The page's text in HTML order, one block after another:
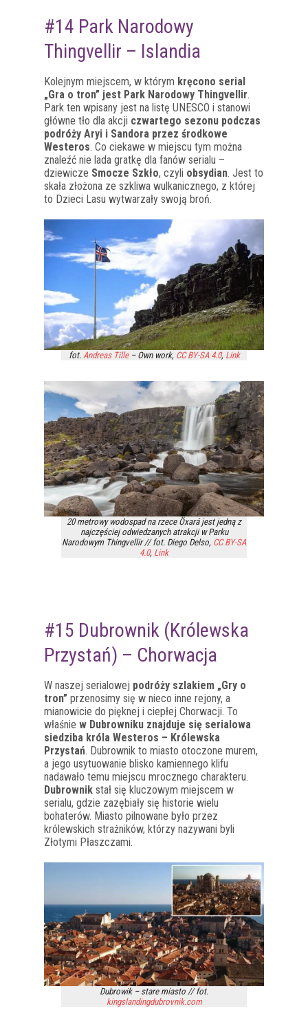
#14 Park Narodowy
Thingvellir – Islandia
Kolejnym miejscem, w którym kręcono serial
„Gra o tron” jest Park Narodowy Thingvellir.
Park ten wpisany jest na listę UNESCO i stanowi
główne tło dla akcji czwartego sezonu podczas
podróży Aryi i Sandora przez środkowe
Westeros. Co ciekawe w miejscu tym można
znaleźć nie lada gratkę dla fanów serialu –
dziewicze Smocze Szkło, czyli obsydian. Jest to
skała złożona ze szkliwa wulkanicznego, z której
to Dzieci Lasu wytwarzały swoją broń.
fot. Andreas Tille– Own work, CC BY-SA 4.0, Link
20 metrowy wodospad na rzece Öxará jest jedną z
najczęściej odwiedzanych atrakcji w Parku
Narodowym Thingvellir // fot. Diego Delso, CC BY-SA
4.0, Link
#15 Dubrownik (Królewska
Przystań) – Chorwacja
W naszej serialowej podróży szlakiem „Gry o
tron” przenosimy się w nieco inne rejony, a
mianowicie do pięknej i ciepłej Chorwacji. To
właśnie w Dubrowniku znajduje się serialowa
siedziba króla Westeros – Królewska
Przystań. Dubrownik to miasto otoczone murem,
a jego usytuowanie blisko kamiennego klifu
nadawało temu miejscu mrocznego charakteru.
Dubrownik stał się kluczowym miejscem w
serialu, gdzie zazębiały się historie wielu
bohaterów. Miasto pilnowane było przez
królewskich strażników, którzy nazywani byli
Złotymi Płaszczami.
Dubrowik – stare miasto // fot.
kingslandingdubrovnik.com